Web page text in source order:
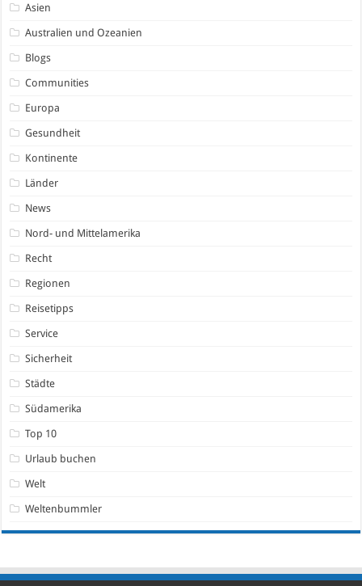
Asien
Australien und Ozeanien
Blogs
Communities
Europa
Gesundheit
Kontinente
Länder
News
Nord- und Mittelamerika
Recht
Regionen
Reisetipps
Service
Sicherheit
Städte
Südamerika
Top 10
Urlaub buchen
Welt
Weltenbummler